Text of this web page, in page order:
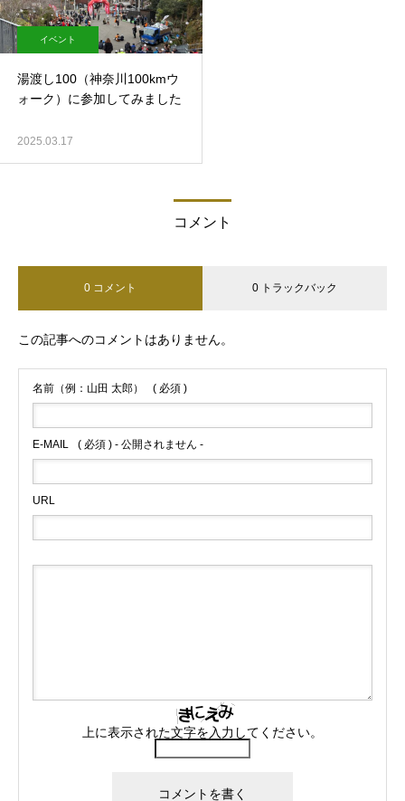
イベント
湯渡し100（神奈川100kmウ
ォーク）に参加してみました
2025.03.17
コメント
0 コメント 0 トラックバック
この記事へのコメントはありません。
名前（例：山田 太郎） ( 必須 )
E-MAIL ( 必須 ) - 公開されません -
URL
上に表示された文字を入力してください。